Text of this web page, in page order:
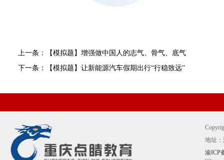
上一条：【模拟题】增强做中国人的志气、骨气、底气
下一条：【模拟题】让新能源汽车假期出行“行稳致远”
地址
渝ICP